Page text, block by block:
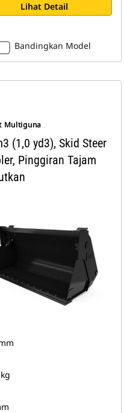
Lihat Detail
Bandingkan Model
Multiguna
(1,0 yd3), Skid Steer
Pinggiran Tajam